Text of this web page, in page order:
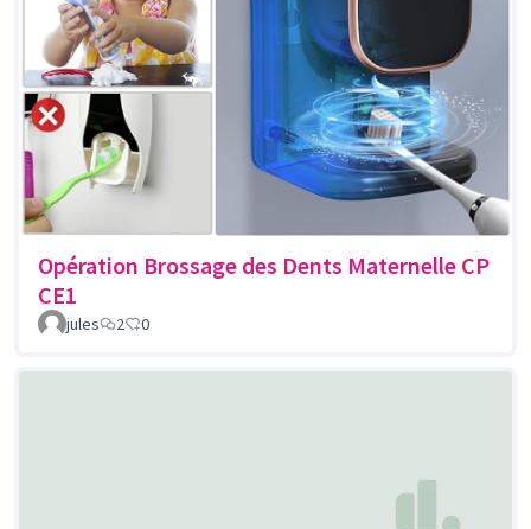
Opération Brossage des Dents Maternelle CP
CE1
jules 2 0